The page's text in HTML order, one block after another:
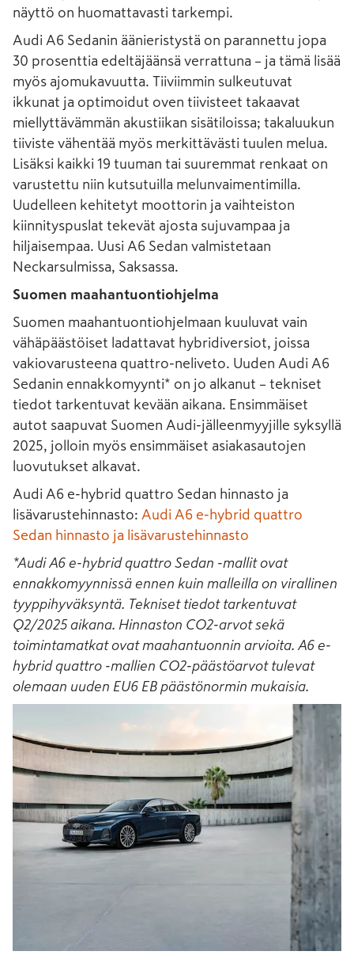
näyttö on huomattavasti tarkempi.
Audi A6 Sedanin äänieristystä on parannettu jopa
30 prosenttia edeltäjäänsä verrattuna – ja tämä lisää
myös ajomukavuutta. Tiiviimmin sulkeutuvat
ikkunat ja optimoidut oven tiivisteet takaavat
miellyttävämmän akustiikan sisätiloissa; takaluukun
tiiviste vähentää myös merkittävästi tuulen melua.
Lisäksi kaikki 19 tuuman tai suuremmat renkaat on
varustettu niin kutsutuilla melunvaimentimilla.
Uudelleen kehitetyt moottorin ja vaihteiston
kiinnityspuslat tekevät ajosta sujuvampaa ja
hiljaisempaa. Uusi A6 Sedan valmistetaan
Neckarsulmissa, Saksassa.
Suomen maahantuontiohjelma
Suomen maahantuontiohjelmaan kuuluvat vain
vähäpäästöiset ladattavat hybridiversiot, joissa
vakiovarusteena quattro-neliveto. Uuden Audi A6
Sedanin ennakkomyynti* on jo alkanut – tekniset
tiedot tarkentuvat kevään aikana. Ensimmäiset
autot saapuvat Suomen Audi-jälleenmyyjille syksyllä
2025, jolloin myös ensimmäiset asiakasautojen
luovutukset alkavat.
Audi A6 e-hybrid quattro Sedan hinnasto ja
lisävarustehinnasto: Audi A6 e-hybrid quattro
Sedan hinnasto ja lisävarustehinnasto
*Audi A6 e-hybrid quattro Sedan -mallit ovat
ennakkomyynnissä ennen kuin malleilla on virallinen
tyyppihyväksyntä. Tekniset tiedot tarkentuvat
Q2/2025 aikana. Hinnaston CO2-arvot sekä
toimintamatkat ovat maahantuonnin arvioita. A6 e-
hybrid quattro -mallien CO2-päästöarvot tulevat
olemaan uuden EU6 EB päästönormin mukaisia.